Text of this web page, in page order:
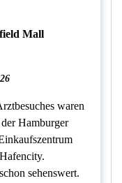
Mall
waren
Hamburger
sehenswert.